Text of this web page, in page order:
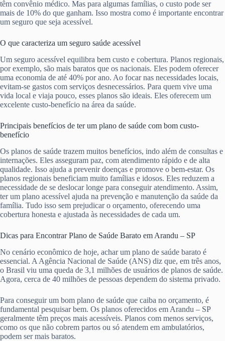
têm convênio médico. Mas para algumas famílias, o custo pode ser
mais de 10% do que ganham. Isso mostra como é importante encontrar
um seguro que seja acessível.
O que caracteriza um seguro saúde acessível
Um seguro acessível equilibra bem custo e cobertura. Planos regionais,
por exemplo, são mais baratos que os nacionais. Eles podem oferecer
uma economia de até 40% por ano. Ao focar nas necessidades locais,
evitam-se gastos com serviços desnecessários. Para quem vive uma
vida local e viaja pouco, esses planos são ideais. Eles oferecem um
excelente custo-benefício na área da saúde.
Principais benefícios de ter um plano de saúde com bom custo-
benefício
Os planos de saúde trazem muitos benefícios, indo além de consultas e
internações. Eles asseguram paz, com atendimento rápido e de alta
qualidade. Isso ajuda a prevenir doenças e promove o bem-estar. Os
planos regionais beneficiam muito famílias e idosos. Eles reduzem a
necessidade de se deslocar longe para conseguir atendimento. Assim,
ter um plano acessível ajuda na prevenção e manutenção da saúde da
família. Tudo isso sem prejudicar o orçamento, oferecendo uma
cobertura honesta e ajustada às necessidades de cada um.
Dicas para Encontrar Plano de Saúde Barato em Arandu – SP
No cenário econômico de hoje, achar um plano de saúde barato é
essencial. A Agência Nacional de Saúde (ANS) diz que, em três anos,
o Brasil viu uma queda de 3,1 milhões de usuários de planos de saúde.
Agora, cerca de 40 milhões de pessoas dependem do sistema privado.
Para conseguir um bom plano de saúde que caiba no orçamento, é
fundamental pesquisar bem. Os planos oferecidos em Arandu – SP
geralmente têm preços mais acessíveis. Planos com menos serviços,
como os que não cobrem partos ou só atendem em ambulatórios,
podem ser mais baratos.